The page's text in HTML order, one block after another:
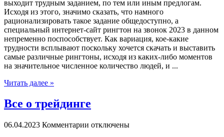
выходит трудным заданием, по тем или иным предлогам.
Исходя из этого, значимо сказать, что намного
рационализировать такое задание общедоступно, а
специальный интернет-сайт рингтон на звонок 2023 в данном
непременно поспособствует. Как вариация, кое-какие
трудности всплывают поскольку хочется скачать и выставить
самые различные рингтоны, исходя из каких-либо моментов
на значительное численное количество людей, и ...
Читать далее »
Все о трейдинге
06.04.2023 Комментарии отключены